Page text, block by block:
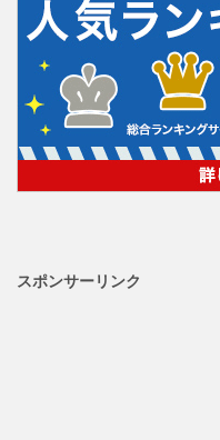
スポンサーリンク